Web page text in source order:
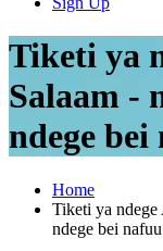
Tiketi ya
Salaam -
ndege bei
Home
Tiketi ya ndege
ndege bei nafuu